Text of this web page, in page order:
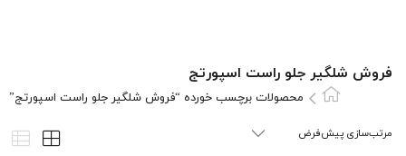
فروش شلگیر جلو راست اسپورتج
محصولات برچسب خورده “فروش شلگیر جلو راست اسپورتج”